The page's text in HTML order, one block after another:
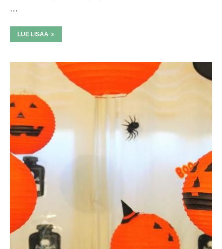
…
LUE LISÄÄ